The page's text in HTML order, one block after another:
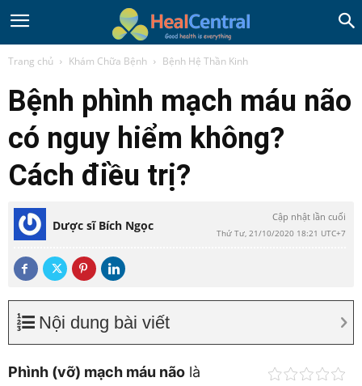
Trang chủ Khám Chữa Bệnh Bệnh Hệ Thần Kinh
Bệnh phình mạch máu não
có nguy hiểm không?
Cách điều trị?
Dược sĩ Bích Ngọc
Cập nhật lần cuối
Thứ Tư, 21/10/2020 18:21 UTC+7
Nội dung bài viết
Phình (vỡ) mạch máu não là